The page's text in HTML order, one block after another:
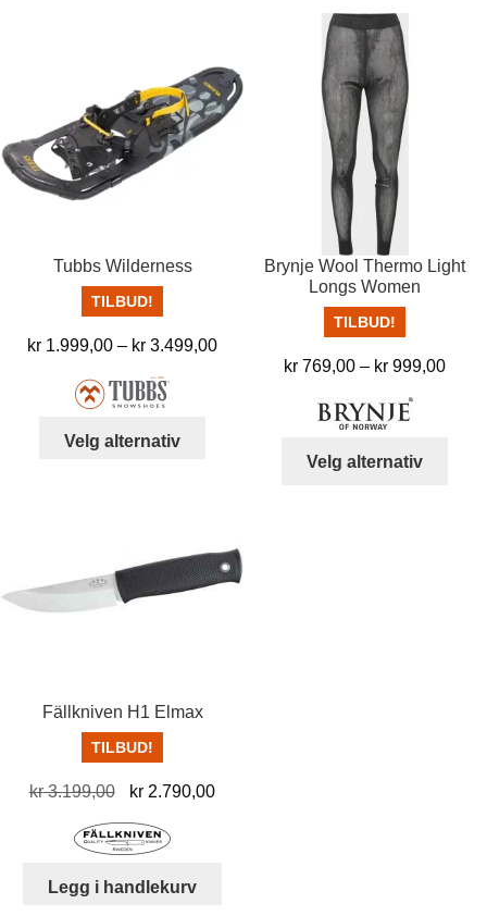
Tubbs Wilderness
TILBUD!
kr 1.999,00 – kr 3.499,00Prisområde:
kr 1.999,00
Velg alternativ
Alternativene
kan
Brynje Wool Thermo Light
Longs Women
TILBUD!
kr 769,00 – kr 999,00
Velg alternativ
Fällkniven H1 Elmax
TILBUD!
kr3.199,00
Opprinnelig
var:
kr 2.790,00Nåværende
Legg i handlekurv